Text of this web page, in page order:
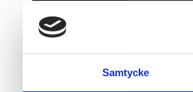
Samtycke